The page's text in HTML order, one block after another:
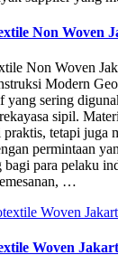
Non Woven
Non Woven
Modern
yang sering
sipil.
tetapi juga
permintaan
bagi para pelaku
…
Woven